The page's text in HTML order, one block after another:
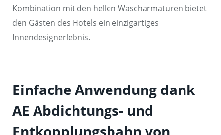
Kombination mit den hellen Wascharmaturen bietet
den Gästen des Hotels ein einzigartiges
Innendesignerlebnis.
Einfache Anwendung dank
AE Abdichtungs- und
Entkopplungsbahn von